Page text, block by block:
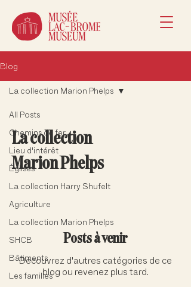
Blog
All Posts
Chemins de fer
Lieu d'intérêt
Églises
La collection Harry Shufelt
Agriculture
La collection Marion Phelps
SHCB
Bâtiments
Les familles
La collection Marion Phelps
La collection
Marion Phelps
Posts à venir
Découvrez d'autres catégories de ce
blog ou revenez plus tard.